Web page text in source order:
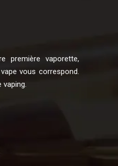
première vaporette,
vous correspond.